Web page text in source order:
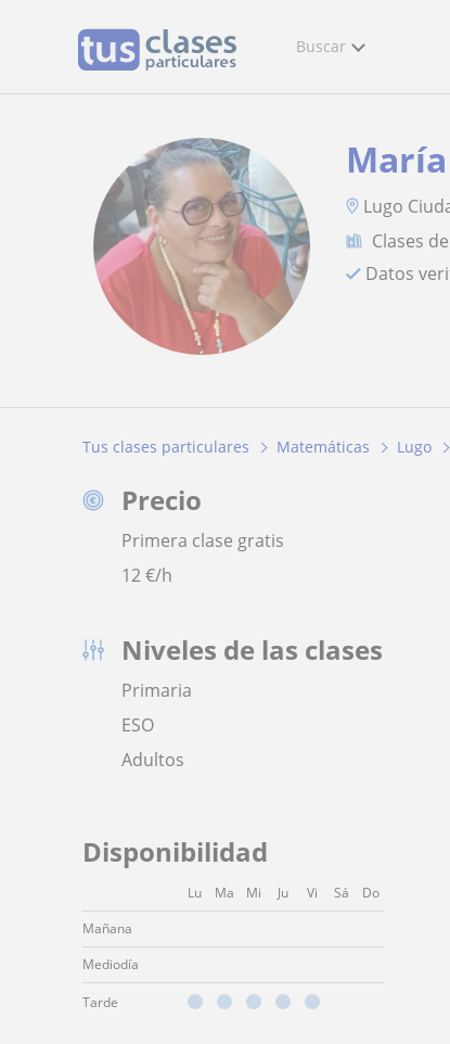
Buscar
María
Lugo
Clases
Datos
Tus clases particulares Matemáticas Lugo
Precio
Primera clase gratis
12€/h
Niveles de las clases
Primaria
ESO
Adultos
Disponibilidad
Lu Ma Mi Ju Vi Sá
Do
Mañana
Mediodía
Tarde